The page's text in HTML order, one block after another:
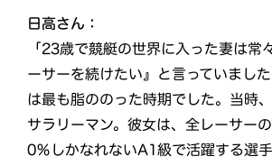
日高さん：
「23歳で競艇の世界に入った妻は常
ーサーを続けたい』と言っていまし
は最も脂ののった時期でした。当時
サラリーマン。彼女は、全レーサー
0％しかなれないA1級で活躍する選